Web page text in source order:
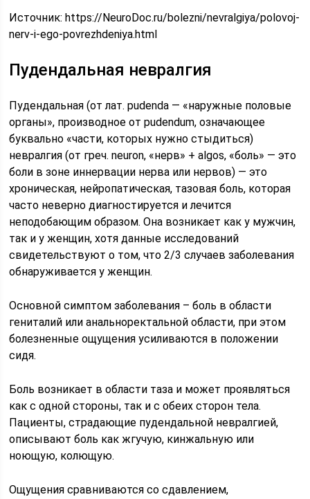
Источник:https://NeuroDoc.ru/bolezni/nevralgiya/polovoj-
nerv-i-ego-povrezhdeniya.html
Пудендальная невралгия
Пудендальная (от лат. pudenda — «наружные половые
органы», производное от pudendum, означающее
буквально «части, которых нужно стыдиться)
невралгия (от греч. neuron, «нерв» + algos, «боль» — это
боли в зоне иннервации нерва или нервов) — это
хроническая, нейропатическая, тазовая боль, которая
часто неверно диагностируется и лечится
неподобающим образом. Она возникает как у мужчин,
так и у женщин, хотя данные исследований
свидетельствуют о том, что 2/3 случаев заболевания
обнаруживается у женщин.
Основной симптом заболевания – боль в области
гениталий или анальноректальной области, при этом
болезненные ощущения усиливаются в положении
сидя.
Боль возникает в области таза и может проявляться
как с одной стороны, так и с обеих сторон тела.
Пациенты, страдающие пудендальной невралгией,
описывают боль как жгучую, кинжальную или
ноющую, колющую.
Ощущения сравниваются со сдавлением,